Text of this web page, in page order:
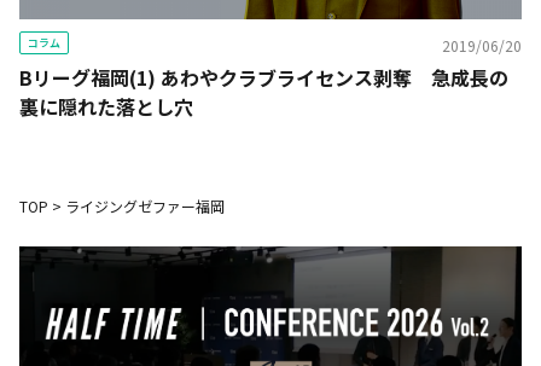
コラム 2019/06/20
Bリーグ福岡(1) あわやクラブライセンス剥奪 急成長の
裏に隠れた落とし穴
TOP > ライジングゼファー福岡